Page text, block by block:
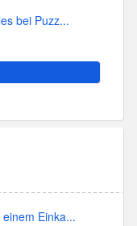
bei Puzz...
Einka...